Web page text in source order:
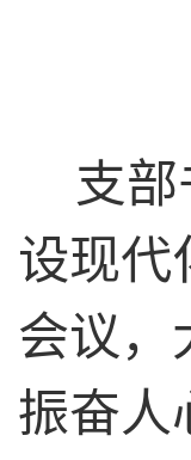
支
设现代
会议，
振奋人